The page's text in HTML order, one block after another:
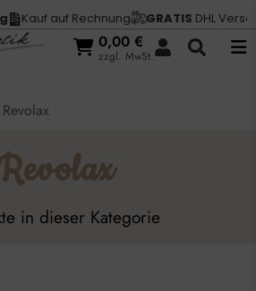
Kauf auf Rechnung GRATISDHL Versand
0,00 €
zzgl. MwSt.
in dieser Kategorie